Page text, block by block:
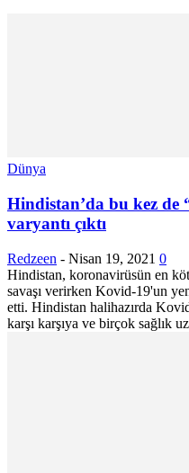
Dünya
Hindistan’da bu kez
varyantı çıktı
Redzeen - Nisan 19, 2021 0
Hindistan, koronavirüsün en
savaşı verirken Kovid-19'un
etti. Hindistan halihazırda
karşı karşıya ve birçok sağlık